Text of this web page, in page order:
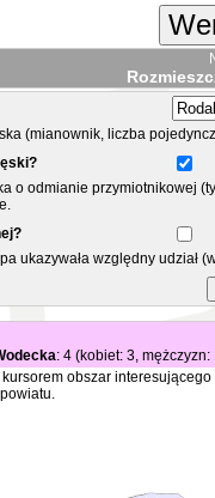
(mianownik, liczba
o odmianie przymiotnikowej
ukazywała względny
: 4 (kobiet: 3, mężczyzn:
kursorem obszar